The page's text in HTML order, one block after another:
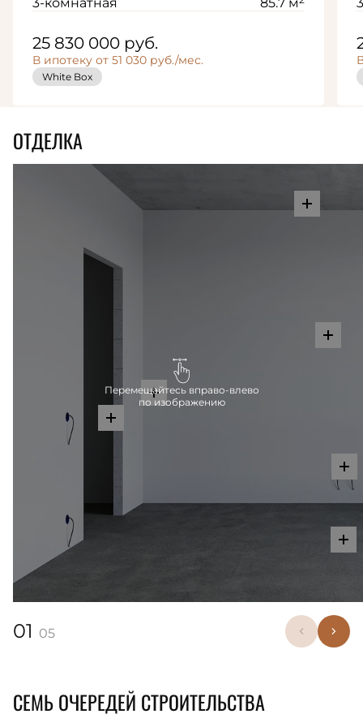
25 830 000 руб.
В ипотеку от 51 030 руб./мес.
White Box
ОТДЕЛКА
Перемещайтесь вправо-влево
по изображению
01 05
СЕМЬ ОЧЕРЕДЕЙ СТРОИТЕЛЬСТВА